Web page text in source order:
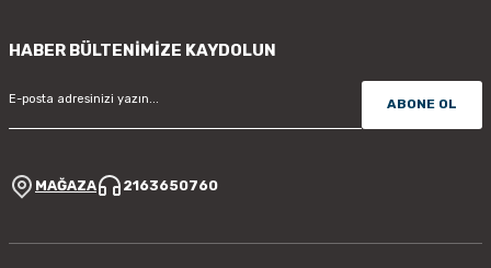
HABER BÜLTENİMİZE KAYDOLUN
ABONE OL
MAĞAZA 2163650760